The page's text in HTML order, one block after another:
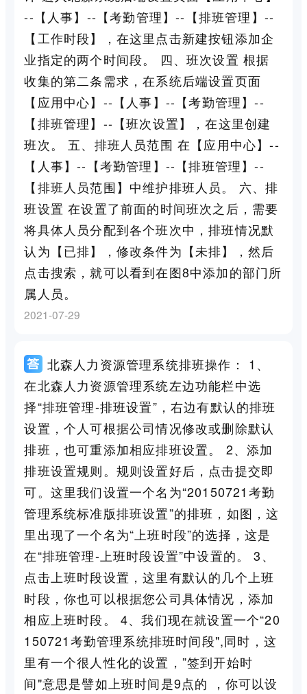
--【人事】--【考勤管理】--【排班管理】--
【工作时段】，在这里点击新建按钮添加企
业指定的两个时间段。 四、班次设置 根据
收集的第二条需求，在系统后端设置页面
【应用中心】--【人事】--【考勤管理】--
【排班管理】--【班次设置】，在这里创建
班次。 五、排班人员范围 在【应用中心】--
【人事】--【考勤管理】--【排班管理】--
【排班人员范围】中维护排班人员。 六、排
班设置 在设置了前面的时间班次之后，需要
将具体人员分配到各个班次中，排班情况默
认为【已排】，修改条件为【未排】，然后
点击搜索，就可以看到在图8中添加的部门所
属人员。
2021-07-29
北森人力资源管理系统排班操作： 1、
在北森人力资源管理系统左边功能栏中选
择“排班管理-排班设置”，右边有默认的排班
设置，个人可根据公司情况修改或删除默认
排班，也可重添加相应排班设置。 2、添加
排班设置规则。规则设置好后，点击提交即
可。这里我们设置一个名为“20150721考勤
管理系统标准版排班设置”的排班，如图，这
里出现了一个名为“上班时段”的选择，这是
在“排班管理-上班时段设置”中设置的。 3、
点击上班时段设置，这里有默认的几个上班
时段，你也可以根据您公司具体情况，添加
相应上班时段。 4、我们现在就设置一个“20
150721考勤管理系统排班时间段",同时，这
里有一个很人性化的设置，”签到开始时
间"意思是譬如上班时间是9点的 ，你可以设